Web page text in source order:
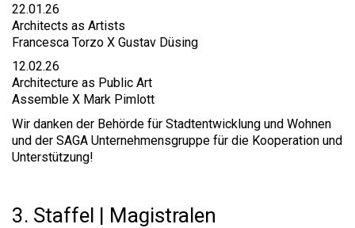
22.01.26
Architects as Artists
Francesca Torzo X Gustav Düsing
12.02.26
Architecture as Public Art
Assemble X Mark Pimlott
Wir danken der Behörde für Stadtentwicklung und Wohnen
und der SAGA Unternehmensgruppe für die Kooperation und
Unterstützung!
3. Staffel | Magistralen